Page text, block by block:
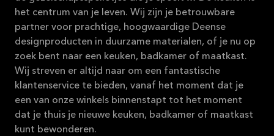
het centrum van je leven. Wij zijn je betrouwbare
partner voor prachtige, hoogwaardige Deense
designproducten in duurzame materialen, of je nu op
zoek bent naar een keuken, badkamer of maatkast.
Wij streven er altijd naar om een fantastische
klantenservice te bieden, vanaf het moment dat je
een van onze winkels binnenstapt tot het moment
dat je thuis je nieuwe keuken, badkamer of maatkast
kunt bewonderen.